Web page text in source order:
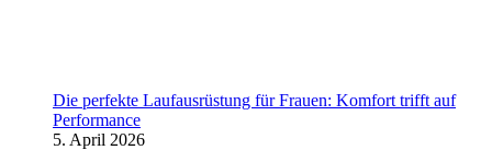
Die perfekte Laufausrüstung für Frauen: Komfort trifft auf
Performance
5. April 2026